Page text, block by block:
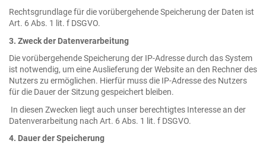
Rechtsgrundlage für die vorübergehende Speicherung der Daten ist
Art. 6 Abs. 1 lit. f DSGVO.
3. Zweck der Datenverarbeitung
Die vorübergehende Speicherung der IP-Adresse durch das System
ist notwendig, um eine Auslieferung der Website an den Rechner des
Nutzers zu ermöglichen. Hierfür muss die IP-Adresse des Nutzers
für die Dauer der Sitzung gespeichert bleiben.
In diesen Zwecken liegt auch unser berechtigtes Interesse an der
Datenverarbeitung nach Art. 6 Abs. 1 lit. f DSGVO.
4. Dauer der Speicherung